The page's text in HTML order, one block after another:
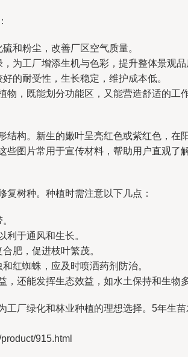
和粉尘，改善厂区空气质量。
为工厂增添生机与色彩，提升整体景观品
的耐受性，生长稳定，维护成本低。
，既能划分功能区，又能营造舒适的工作
构。新生的嫩叶呈亮红色或紫红色，
图片常用于宣传材料，帮助用户直观了
树种。种植时需注意以下几点：
利于通风和生长。
肥，促进枝叶繁茂。
红蜘蛛，应及时喷洒药剂防治。
还能发挥生态效益，如水土保持和生物
工厂绿化和林业种植的理想选择。5年生
915.html